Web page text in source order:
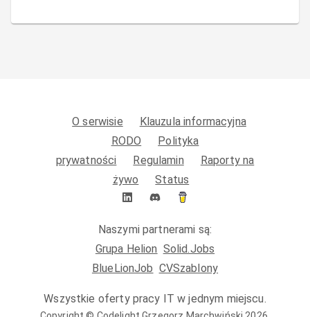
O serwisie
Klauzula informacyjna
RODO
Polityka
prywatności
Regulamin
Raporty na
żywo
Status
Naszymi partnerami są:
Grupa Helion Solid.Jobs
BlueLionJob CVSzablony
Wszystkie oferty pracy IT w jednym miejscu.